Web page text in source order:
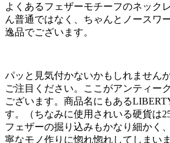
よくあるフェザーモチーフのネック
ん普通ではなく、ちゃんとノースワ
逸品でございます。
パッと見気付かないかもしれません
ご注目ください。ここがアンティー
ございます。商品名にもある
す。（ちなみに使用されいる硬貨は
フェザーの掘り込みもかなり細かく
寧なモノ作りに惚れ惚れしてしまい